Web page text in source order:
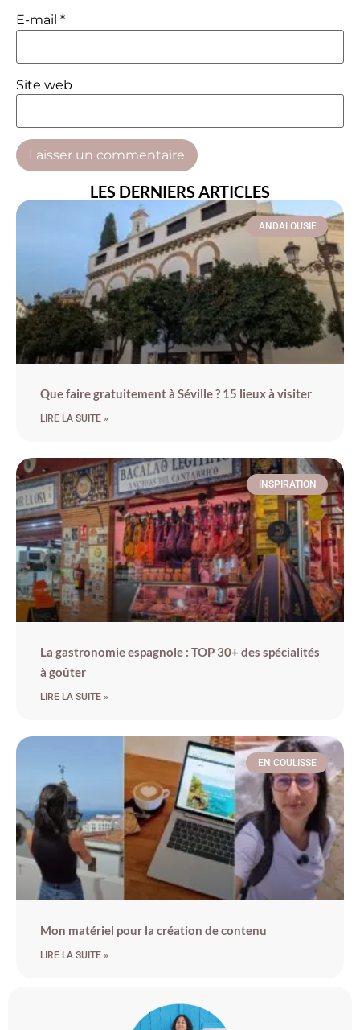
E-mail *
Site web
LES DERNIERS ARTICLES
ANDALOUSIE
Que faire gratuitement à Séville ? 15 lieux à visiter
LIRE LA SUITE »
INSPIRATION
La gastronomie espagnole : TOP 30+ des spécialités
à goûter
LIRE LA SUITE »
EN COULISSE
Mon matériel pour la création de contenu
LIRE LA SUITE »